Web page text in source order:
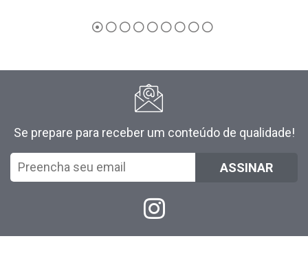
Se prepare para receber um conteúdo de qualidade!
ASSINAR